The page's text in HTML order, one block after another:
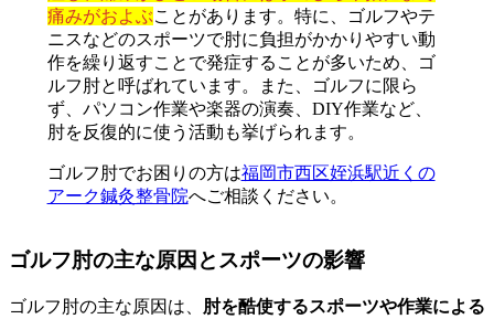
痛みがおよぶことがあります。特に、ゴルフやテ
ニスなどのスポーツで肘に負担がかかりやすい動
作を繰り返すことで発症することが多いため、ゴ
ルフ肘と呼ばれています。また、ゴルフに限ら
ず、パソコン作業や楽器の演奏、DIY作業など、
肘を反復的に使う活動も挙げられます。
ゴルフ肘でお困りの方は福岡市西区姪浜駅近くの
アーク鍼灸整骨院へご相談ください。
ゴルフ肘の主な原因とスポーツの影響
ゴルフ肘の主な原因は、 肘を酷使するスポーツや作業による